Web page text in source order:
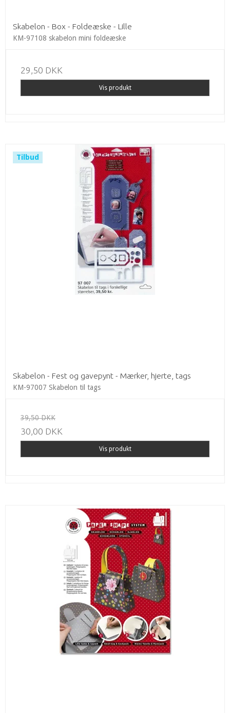
Skabelon - Box - Foldeæske - Lille
KM-97108 skabelon mini foldeæske
29,50 DKK
Vis produkt
Tilbud
Skabelon - Fest og gavepynt - Mærker, hjerte, tags
KM-97007 Skabelon til tags
39,50 DKK
30,00 DKK
Vis produkt